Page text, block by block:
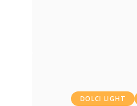
DOLCI LIGHT